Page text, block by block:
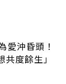
愛沖昏頭！
度餘生」